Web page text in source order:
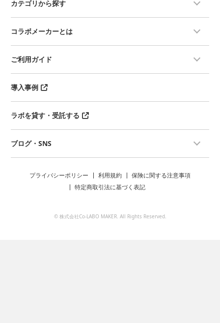
カテゴリから探す
コラボメーカーとは
ご利用ガイド
導入事例
ラボを貸す・受託する
ブログ・SNS
プライバシーポリシー 利用規約
保険に関する注意事項
特定商取引法に基づく表記
© 株式会社Co-LABO MAKER. All Rights Reserved.